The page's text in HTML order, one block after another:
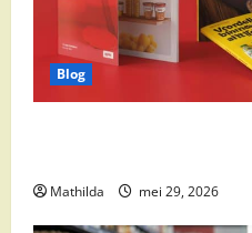
Blog
Mathilda mei 29, 2026